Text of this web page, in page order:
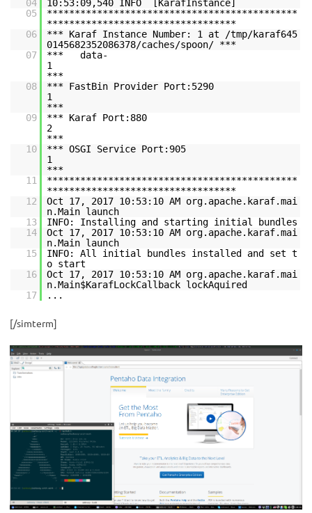
04
10:53:09,540 INFO [KarafInstance]
05
*********************************************
**********************************
06
*** Karaf Instance Number: 1 at /tmp/karaf645
0145682352086378/caches/spoon/ ***
07
*** data-
***
08
*** FastBin Provider Port:5290
1
***
09
*** Karaf Port:880
***
10
*** OSGI Service Port:905
***
11
*********************************************
**********************************
12
Oct 17, 2017 10:53:10 AM org.apache.karaf.mai
n.Main launch
13
INFO: Installing and starting initial bundles
14
Oct 17, 2017 10:53:10 AM org.apache.karaf.mai
n.Main launch
15
INFO: All initial bundles installed and set t
o start
16
Oct 17, 2017 10:53:10 AM org.apache.karaf.mai
n.Main$KarafLockCallback lockAquired
17
...
[/simterm]